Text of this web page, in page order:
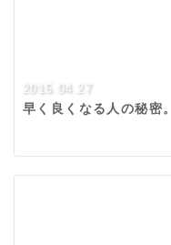
2015.04.27
早く良くなる人の秘密。